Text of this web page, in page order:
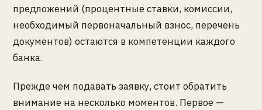
предложений (процентные ставки, комиссии,
необходимый первоначальный взнос, перечень
документов) остаются в компетенции каждого
банка.
Прежде чем подавать заявку, стоит обратить
внимание на несколько моментов. Первое —